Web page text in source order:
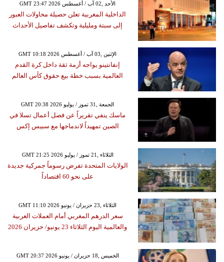
GMT 23:47 2026 الأحد ,02 آب / أغسطس
الداخلية المغربية تعلن حصيلة محاولات العبور
إلى سبتة ومليلية وتكشف تفاصيل الأحداث
GMT 10:18 2026 الإثنين ,03 آب / أغسطس
إنفانتينو يواجه أزمة ثقة داخل كرة القدم
العالمية بسبب خطة بيع حقوق كأس العالم
GMT 20:38 2026 الجمعة ,31 تموز / يوليو
ماسك ينفي تقريراً عن فصل أعمال تسلا في
الصين تمهيداً لاندماجها مع سبيس إكس
GMT 21:25 2026 الثلاثاء ,21 تموز / يوليو
الولايات المتحدة تفرض رسوماً جمركية جديدة
على نحو 60 اقتصاداً
GMT 11:10 2026 الثلاثاء ,23 حزيران / يونيو
سعر الدرهم المغربي أمام العملات العربية
والعالمية اليوم الثلاثاء 23 يونيو/ حزيران 2026
GMT 20:37 2026 الخميس ,18 حزيران / يونيو